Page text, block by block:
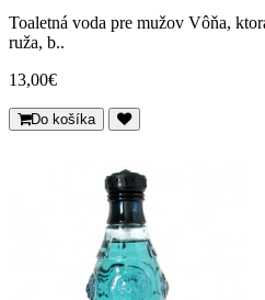
Toaletná voda pre mužov Vôňa,
ruža, b..
13,00€
Do košíka